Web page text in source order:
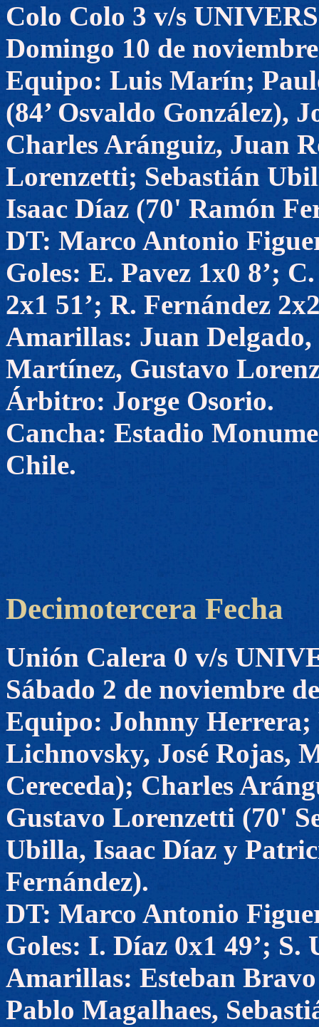
Colo Colo 3 v/s
Domingo 10 de
Equipo: Luis Marín;
(84’ Osvaldo González),
Charles Aránguiz, Juan
Lorenzetti; Sebastián
Isaac Díaz (70' Ramón
DT: Marco Antonio
Goles: E. Pavez 1x0 8’;
2x1 51’; R. Fernández
Amarillas: Juan Delgado,
Martínez, Gustavo
Árbitro: Jorge Osorio.
Cancha: Estadio
Chile.
Decimotercera Fecha
Unión Calera 0 v/s
Sábado 2 de noviembre
Equipo: Johnny Herrera;
Lichnovsky, José Rojas,
Cereceda); Charles
Gustavo Lorenzetti (70'
Ubilla, Isaac Díaz y
Fernández).
DT: Marco Antonio
Goles: I. Díaz 0x1 49’;
Amarillas: Esteban
Pablo Magalhaes,